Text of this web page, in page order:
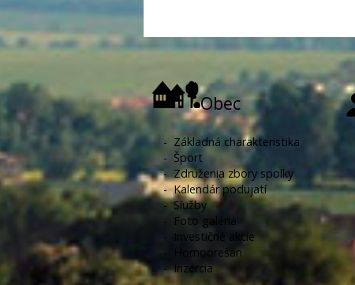
Obec
- Základná charakteristika
- Šport
- Združenia zbory spolky
-Kalendár podujatí
-Služby
- Foto galéria
- Investičné akcie
-
Hornoorešan
-Inzercia